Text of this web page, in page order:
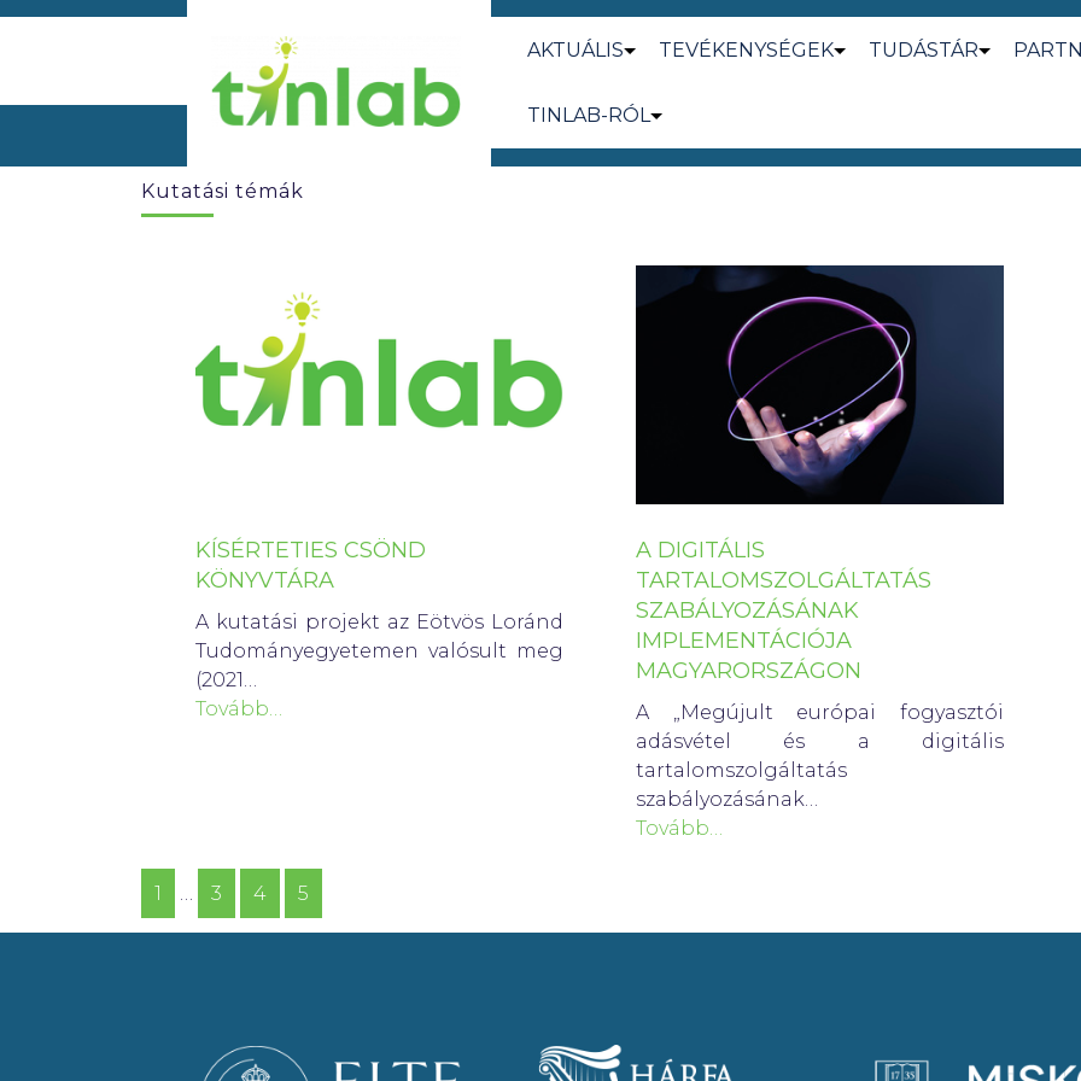
AKTUÁLIS TEVÉKENYSÉGEK TUDÁSTÁR
TINLAB-RÓL
Kutatási témák
KÍSÉRTETIES CSÖND
KÖNYVTÁRA
A kutatási projekt az Eötvös Loránd
Tudományegyetemen valósult meg
(2021…
Tovább…
A DIGITÁLIS
TARTALOMSZOLGÁLTATÁS
SZABÁLYOZÁSÁNAK
IMPLEMENTÁCIÓJA
MAGYARORSZÁGON
A „Megújult európai fogyasztói
adásvétel és a digitális
tartalomszolgáltatás
szabályozásának…
Tovább…
1 … 3 4 5